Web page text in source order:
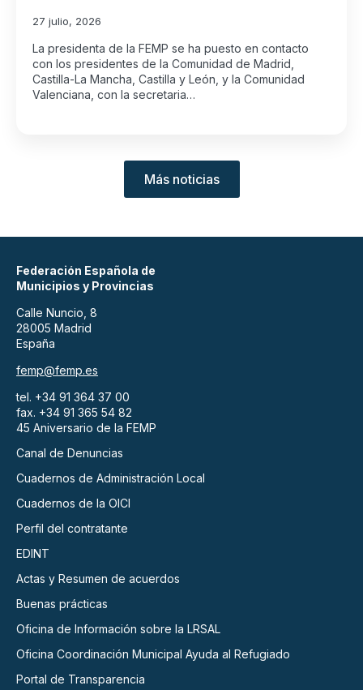
27 julio, 2026
La presidenta de la FEMP se ha puesto en contacto
con los presidentes de la Comunidad de Madrid,
Castilla-La Mancha, Castilla y León, y la Comunidad
Valenciana, con la secretaria…
Más noticias
Federación Española de
Municipios y Provincias
Calle Nuncio, 8
28005 Madrid
España
femp@femp.es
tel. +34 91 364 37 00
fax. +34 91 365 54 82
45 Aniversario de la FEMP
Canal de Denuncias
Cuadernos de Administración Local
Cuadernos de la OICI
Perfil del contratante
EDINT
Actas y Resumen de acuerdos
Buenas prácticas
Oficina de Información sobre la LRSAL
Oficina Coordinación Municipal Ayuda al Refugiado
Portal de Transparencia